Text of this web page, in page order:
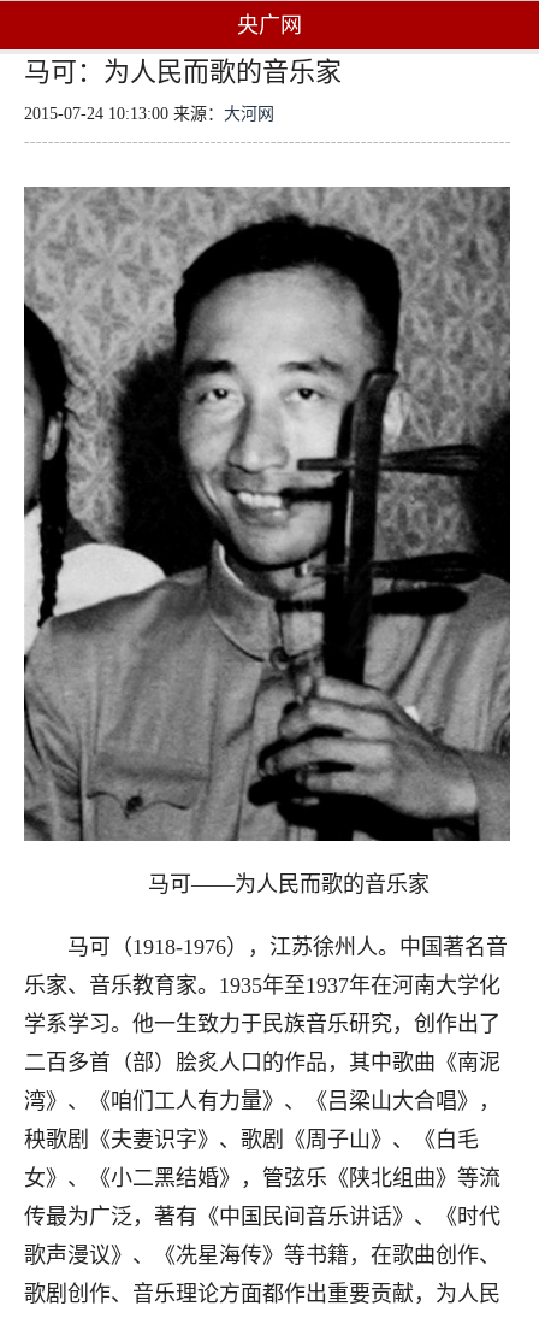
央广网
马可：为人民而歌的音乐家
2015-07-24 10:13:00 来源： 大河网
马可——为人民而歌的音乐家
马可（1918-1976），江苏徐州人。中国著名音
乐家、音乐教育家。1935年至1937年在河南大学化
学系学习。他一生致力于民族音乐研究，创作出了
二百多首（部）脍炙人口的作品，其中歌曲《南泥
湾》、《咱们工人有力量》、《吕梁山大合唱》，
秧歌剧《夫妻识字》、歌剧《周子山》、《白毛
女》、《小二黑结婚》，管弦乐《陕北组曲》等流
传最为广泛，著有《中国民间音乐讲话》、《时代
歌声漫议》、《冼星海传》等书籍，在歌曲创作、
歌剧创作、音乐理论方面都作出重要贡献，为人民